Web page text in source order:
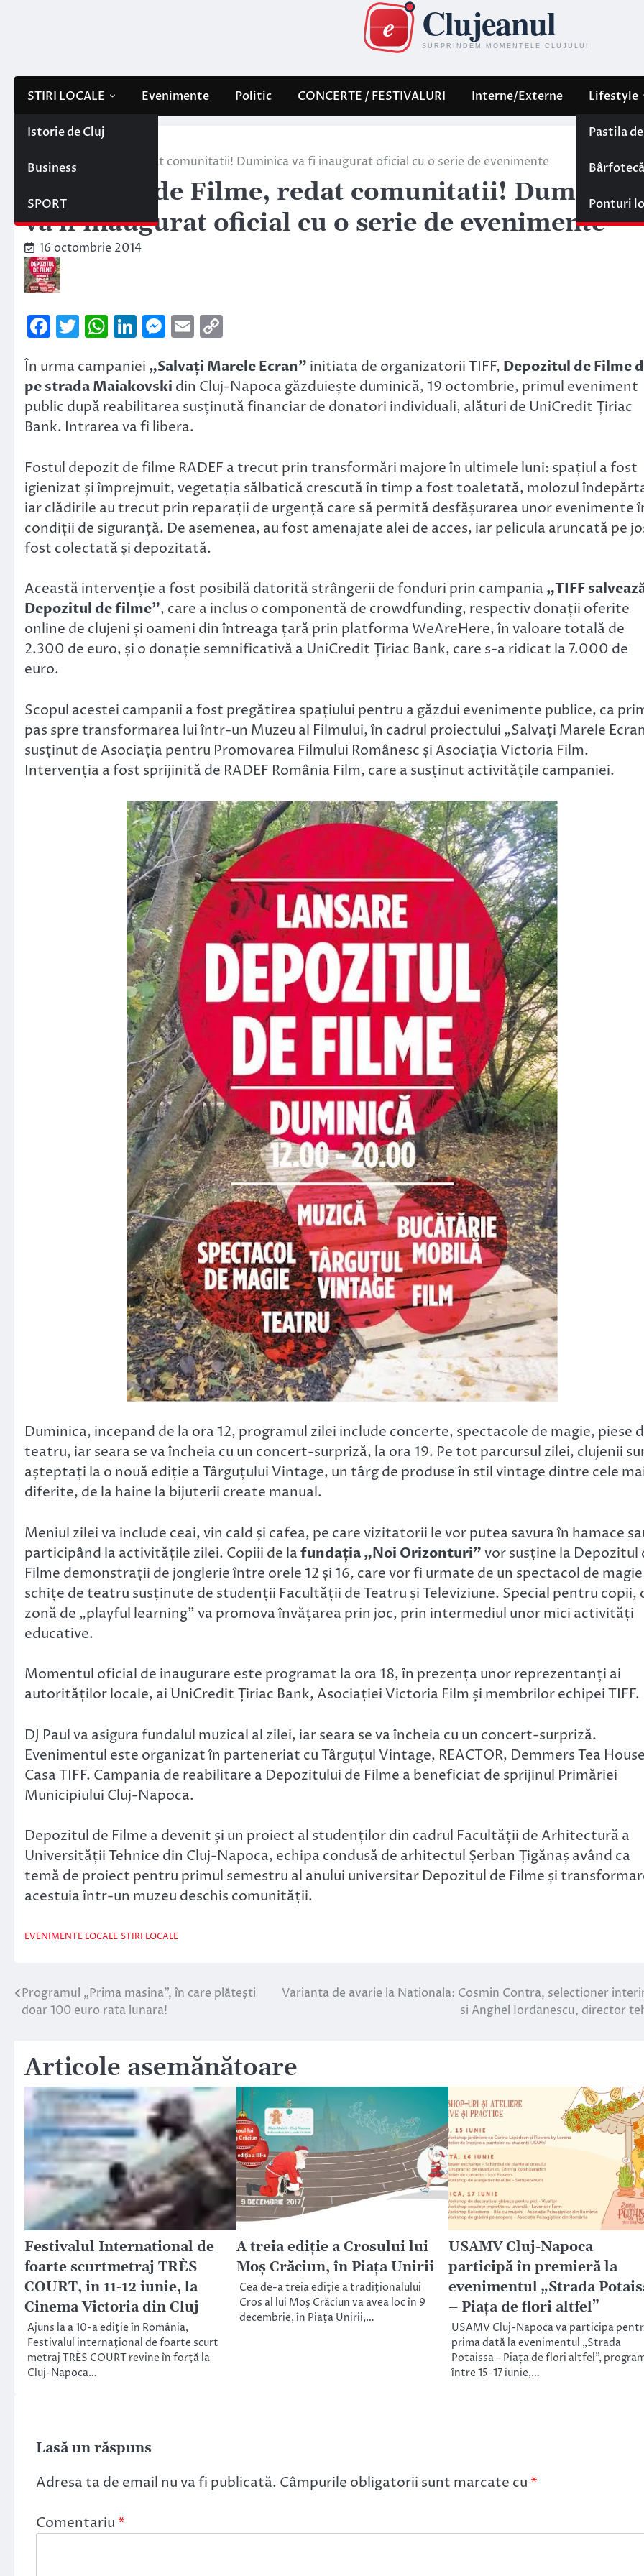
STIRI LOCALE
Istorie de Cluj
Business
SPORT
Evenimente Politic CONCERTE / FESTIVALURI Interne/Externe Lifestyle
Pastila
Bârfotecă
Ponturi
Stiri locale
Depozitul de Filme, redat comunitatii! Duminica va fi inaugurat oficial cu o serie de evenimente
Depozitul de Filme, redat comunitatii! Duminica
va fi inaugurat oficial cu o serie de evenimente
16 octombrie 2014
Facebook
Twitter
WhatsApp
LinkedIn
Messenger
Email
În urma campaniei „Salvați Marele Ecran” initiata de organizatorii TIFF, Depozitul de Filme
pe strada Maiakovski din Cluj-Napoca găzduiește duminică, 19 octombrie, primul eveniment
public după reabilitarea susținută financiar de donatori individuali, alături de UniCredit Țiriac
Bank. Intrarea va fi libera.
Fostul depozit de filme RADEF a trecut prin transformări majore în ultimele luni: spațiul a fost
igienizat și împrejmuit, vegetația sălbatică crescută în timp a fost toaletată, molozul
iar clădirile au trecut prin reparații de urgență care să permită desfășurarea unor evenimente
condiții de siguranță. De asemenea, au fost amenajate alei de acces, iar pelicula aruncată pe
fost colectată și depozitată.
Această intervenție a fost posibilă datorită strângerii de fonduri prin campania „TIFF
Depozitul de filme”, care a inclus o componentă de crowdfunding, respectiv donații oferite
online de clujeni și oameni din întreaga țară prin platforma WeAreHere, în valoare totală de
2.300 de euro, și o donație semnificativă a UniCredit Țiriac Bank, care s-a ridicat la 7.000 de
euro.
Scopul acestei campanii a fost pregătirea spațiului pentru a găzdui evenimente publice, ca
pas spre transformarea lui într-un Muzeu al Filmului, în cadrul proiectului „Salvați Marele
susținut de Asociația pentru Promovarea Filmului Românesc și Asociația Victoria Film.
Intervenția a fost sprijinită de RADEF România Film, care a susținut activitățile campaniei.
Duminica, incepand de la ora 12, programul zilei include concerte, spectacole de magie, piese
teatru, iar seara se va încheia cu un concert-surpriză, la ora 19. Pe tot parcursul zilei, clujenii
așteptați la o nouă ediție a Târguțului Vintage, un târg de produse în stil vintage dintre cele
diferite, de la haine la bijuterii create manual.
Meniul zilei va include ceai, vin cald și cafea, pe care vizitatorii le vor putea savura în hamace
participând la activitățile zilei. Copiii de lafundația „Noi Orizonturi”vor susține la Depozitul
Filme demonstrații de jonglerie între orele 12 și 16, care vor fi urmate de un spectacol de
schițe de teatru susținute de studenții Facultății de Teatru și Televiziune. Special pentru copii,
zonă de „playful learning” va promova învățarea prin joc, prin intermediul unor mici activități
educative.
Momentul oficial de inaugurare este programat la ora 18, în prezența unor reprezentanți ai
autorităților locale, ai UniCredit Țiriac Bank, Asociației Victoria Film și membrilor echipei TIFF.
DJ Paul va asigura fundalul muzical al zilei, iar seara se va încheia cu un concert-surpriză.
Evenimentul este organizat în parteneriat cu Târguțul Vintage, REACTOR, Demmers Tea
Casa TIFF. Campania de reabilitare a Depozitului de Filme a beneficiat de sprijinul Primăriei
Municipiului Cluj-Napoca.
Depozitul de Filme a devenit și un proiect al studenților din cadrul Facultății de Arhitectură a
Universității Tehnice din Cluj-Napoca, echipa condusă de arhitectul Șerban Țigănaș având ca
temă de proiect pentru primul semestru al anului universitar Depozitul de Filme și
acestuia într-un muzeu deschis comunității.
EVENIMENTE LOCALE STIRI LOCALE
Navigare
Programul „Prima masina”, în care plăteşti
doar 100 euro rata lunara!
Varianta de avarie la Nationala: Cosmin Contra, selectioner
si Anghel Iordanescu, director
Articole asemănătoare
Festivalul International de
foarte scurtmetraj TRÈS
COURT, in 11-12 iunie, la
Cinema Victoria din Cluj
Ajuns la a 10-a ediţie în România,
Festivalul internaţional de foarte scurt
metraj TRÈS COURT revine în forţă la
Cluj-Napoca…
A treia ediţie a Crosului lui
Moş Crăciun, în Piaţa Unirii
Cea de-a treia ediţie a tradiţionalului
Cros al lui Moş Crăciun va avea loc în 9
decembrie, în Piaţa Unirii,…
USAMV Cluj-Napoca
participă în premieră la
evenimentul „Strada
– Piața de flori altfel”
USAMV Cluj-Napoca va participa
prima dată la evenimentul „Strada
Potaissa – Piața de flori altfel”,
între 15-17 iunie,…
Lasă un răspuns
Adresa ta de email nu va fi publicată. Câmpurile obligatorii sunt marcate cu *
Comentariu *